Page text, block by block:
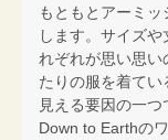
もともとアーミ
します。サイズ
れぞれが思い思
たりの服を着てい
見える要因の一つ
Down to Earthの